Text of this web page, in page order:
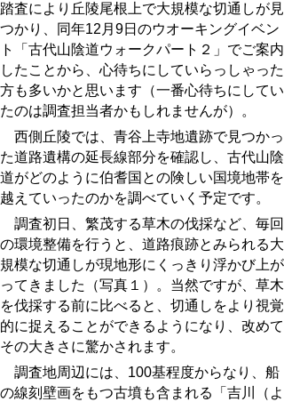
踏査により丘陵尾根上で大規模な切通しが見
つかり、同年12月9日のウオーキングイベン
ト「古代山陰道ウォークパート２ 」でご案内
したことから、心待ちにしていらっしゃった
方も多いかと思います（一番心待ちにしてい
たのは調査担当者かもしれませんが）。
西側丘陵では、青谷上寺地遺跡で見つかっ
た道路遺構の延長線部分を確認し、古代山陰
道がどのように伯耆国との険しい国境地帯を
越えていったのかを調べていく予定です。
調査初日、繁茂する草木の伐採など、毎回
の環境整備を行うと、道路痕跡とみられる大
規模な切通しが現地形にくっきり浮かび上が
ってきました（写真１）。当然ですが、草木
を伐採する前に比べると、切通しをより視覚
的に捉えることができるようになり、改めて
その大きさに驚かされます。
調査地周辺には、100基程度からなり、船
の線刻壁画をもつ古墳も含まれる「吉川（よ